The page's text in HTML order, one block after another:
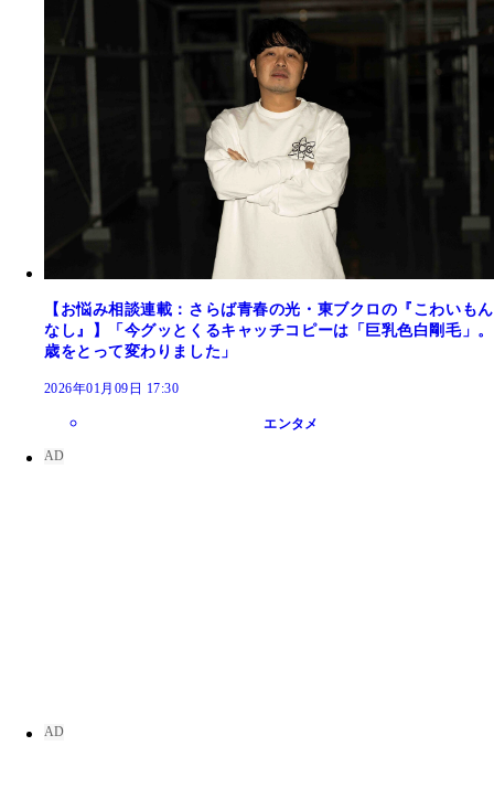
【お悩み相談連載：さらば青春の光・東ブクロの『こわいもん
なし』】「今グッとくるキャッチコピーは「巨乳色白剛毛」。
歳をとって変わりました」
2026年01月09日 17:30
エンタメ